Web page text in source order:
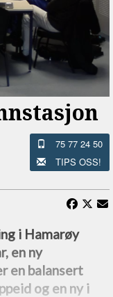
75 77 24 50
TIPS OSS!
i Hamarøy
en ny
en balansert
og en ny i